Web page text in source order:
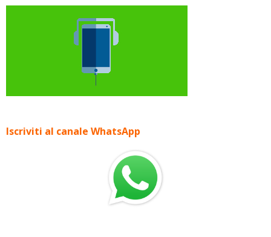
Iscriviti al canale WhatsApp